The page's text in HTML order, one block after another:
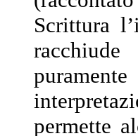
Scrittura
permette